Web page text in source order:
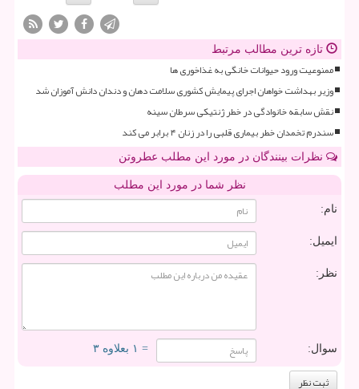
تازه ترین مطالب مرتبط
ممنوعیت ورود حیوانات خانگی به غذاخوری ها
وزیر بهداشت خواهان اجرای پیمایش کشوری سلامت دهان و دندان دانش آموزان شد
نقش سابقه خانوادگی در خطر ژنتیکی سرطان سینه
سندرم تخمدان خطر بیماری قلبی را در زنان ۴ برابر می کند
نظرات بینندگان در مورد این مطلب عطروتن
نظر شما در مورد این مطلب
نام:
ایمیل:
نظر:
سوال: = ۱ بعلاوه ۳